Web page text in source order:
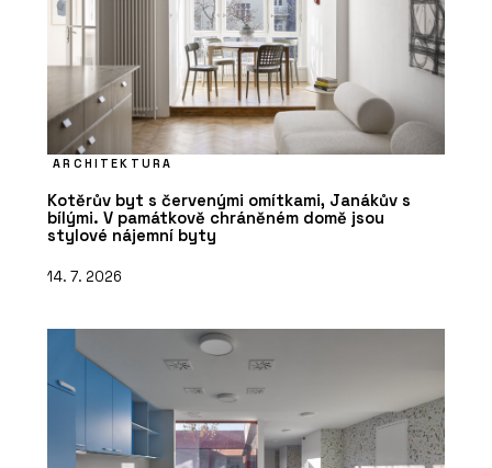
ARCHITEKTURA
Kotěrův byt s červenými omítkami, Janákův s
bílými. V památkově chráněném domě jsou
stylové nájemní byty
14. 7. 2026